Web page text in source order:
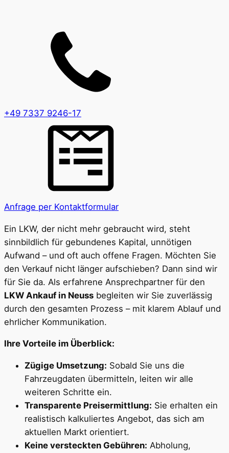
+49 7337 9246-17
Anfrage per Kontaktformular
Ein LKW, der nicht mehr gebraucht wird, steht
sinnbildlich für gebundenes Kapital, unnötigen
Aufwand – und oft auch offene Fragen. Möchten Sie
den Verkauf nicht länger aufschieben? Dann sind wir
für Sie da. Als erfahrene Ansprechpartner für den
LKW Ankauf in Neuss begleiten wir Sie zuverlässig
durch den gesamten Prozess – mit klarem Ablauf und
ehrlicher Kommunikation.
Ihre Vorteile im Überblick:
Zügige Umsetzung: Sobald Sie uns die
Fahrzeugdaten übermitteln, leiten wir alle
weiteren Schritte ein.
Transparente Preisermittlung: Sie erhalten ein
realistisch kalkuliertes Angebot, das sich am
aktuellen Markt orientiert.
Keine versteckten Gebühren: Abholung,